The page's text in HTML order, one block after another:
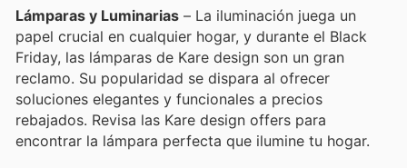
Lámparas y Luminarias – La iluminación juega un
papel crucial en cualquier hogar, y durante el Black
Friday, las lámparas de Kare design son un gran
reclamo. Su popularidad se dispara al ofrecer
soluciones elegantes y funcionales a precios
rebajados. Revisa las Kare design offers para
encontrar la lámpara perfecta que ilumine tu hogar.